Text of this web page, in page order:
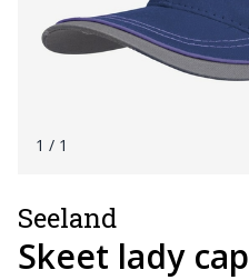
1 / 1
Seeland
Skeet lady cap